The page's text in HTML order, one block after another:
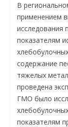
В
применением
исследования
показателям
содержание
тяжелых
проведена
ГМО было
показателям